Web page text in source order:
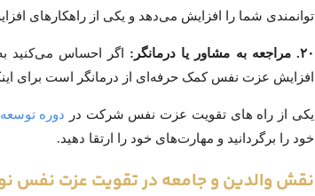
توانمندی شما را افزایش می‌دهد و یکی از راهکارهای
۲۰. مراجعه به مشاور یا درمانگر:
اگر احساس می‌کنید
افزایش عزت نفس کمک حرفه‌ای از درمانگر است برای
یکی از راه های تقویت عزت نفس شرکت در دوره
خود را برگردانید و مهارت‌های خود را ارتقا دهید.
نقش والدین و جامعه در تقویت عزت نفس